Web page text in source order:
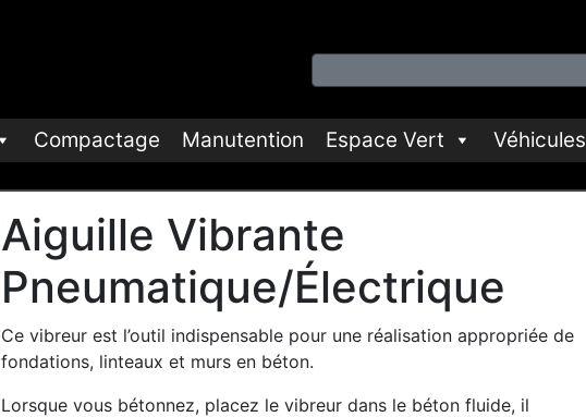
Compactage Manutention Espace Vert Véhicules
Aiguille Vibrante
Pneumatique/Électrique
Ce vibreur est l’outil indispensable pour une réalisation appropriée de
fondations, linteaux et murs en béton.
Lorsque vous bétonnez, placez le vibreur dans le béton fluide, il